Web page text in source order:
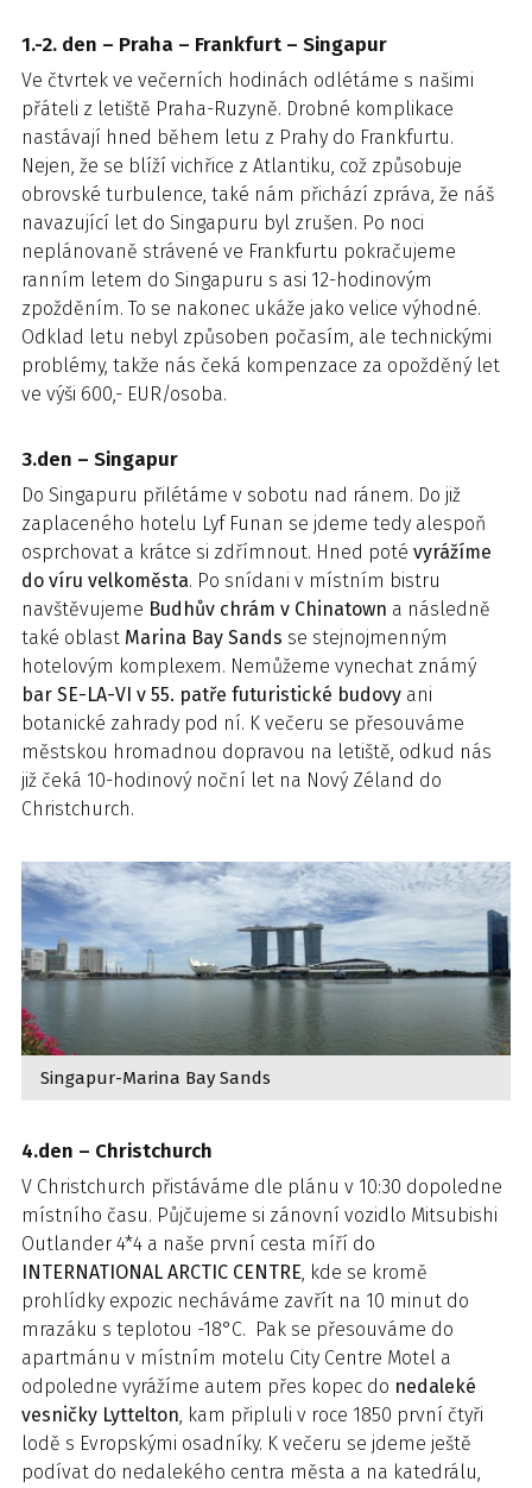
1.-2. den – Praha – Frankfurt – Singapur
Ve čtvrtek ve večerních hodinách odlétáme s našimi
přáteli z letiště Praha-Ruzyně. Drobné komplikace
nastávají hned během letu z Prahy do Frankfurtu.
Nejen, že se blíží vichřice z Atlantiku, což způsobuje
obrovské turbulence, také nám přichází zpráva, že náš
navazující let do Singapuru byl zrušen. Po noci
neplánovaně strávené ve Frankfurtu pokračujeme
ranním letem do Singapuru s asi 12-hodinovým
zpožděním. To se nakonec ukáže jako velice výhodné.
Odklad letu nebyl způsoben počasím, ale technickými
problémy, takže nás čeká kompenzace za opožděný let
ve výši 600,- EUR/osoba.
3.den – Singapur
Do Singapuru přilétáme v sobotu nad ránem. Do již
zaplaceného hotelu Lyf Funan se jdeme tedy alespoň
osprchovat a krátce si zdřímnout. Hned poté vyrážíme
do víru velkoměsta. Po snídani v místním bistru
navštěvujeme Budhův chrám v Chinatown a následně
také oblast Marina Bay Sands se stejnojmenným
hotelovým komplexem. Nemůžeme vynechat známý
bar SE-LA-VI v 55. patře futuristické budovy ani
botanické zahrady pod ní. K večeru se přesouváme
městskou hromadnou dopravou na letiště, odkud nás
již čeká 10-hodinový noční let na Nový Zéland do
Christchurch.
Singapur-Marina Bay Sands
4.den – Christchurch
V Christchurch přistáváme dle plánu v 10:30 dopoledne
místního času. Půjčujeme si zánovní vozidlo Mitsubishi
Outlander 4*4 a naše první cesta míří do
INTERNATIONAL ARCTIC CENTRE , kde se kromě
prohlídky expozic necháváme zavřít na 10 minut do
mrazáku s teplotou -18°C. Pak se přesouváme do
apartmánu v místním motelu City Centre Motel a
odpoledne vyrážíme autem přes kopec do nedaleké
vesničky Lyttelton , kam připluli v roce 1850 první čtyři
lodě s Evropskými osadníky. K večeru se jdeme ještě
podívat do nedalekého centra města a na katedrálu,